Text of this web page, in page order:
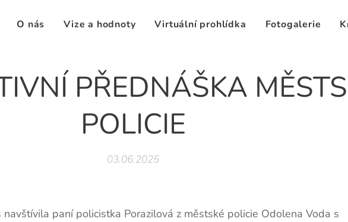
O nás Vize a hodnoty Virtuální prohlídka Fotogalerie
PŘEDNÁŠKA
POLICIE
03.06.2025
paní policistka Porazilová z městské policie Odolena Voda s